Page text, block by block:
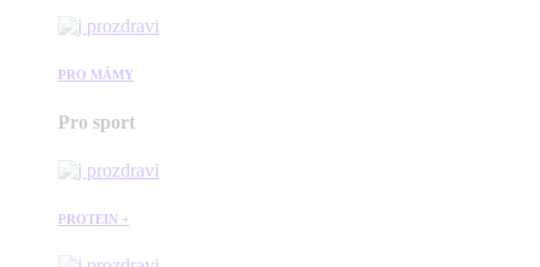
PRO MÁMY
Pro sport
PROTEIN +